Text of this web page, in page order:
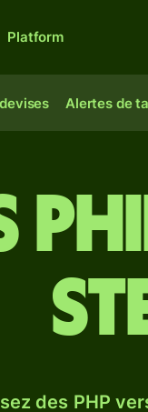
Platform
Alertes de
des PHP